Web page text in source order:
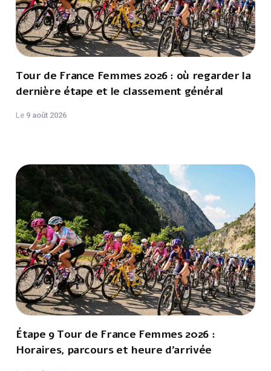
Tour de France Femmes 2026 : où regarder la
dernière étape et le classement général
Le 9 août 2026
Étape 9 Tour de France Femmes 2026 :
Horaires, parcours et heure d’arrivée